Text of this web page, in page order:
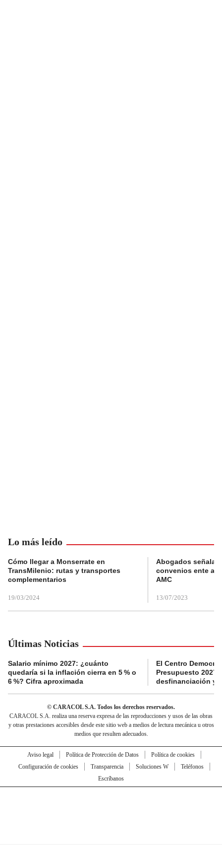
Lo más leído
Cómo llegar a Monserrate en
TransMilenio: rutas y transportes
complementarios
19/03/2024
Abogados
convenios ente
AMC
13/07/2023
Últimas Noticias
Salario mínimo 2027: ¿cuánto
quedaría si la inflación cierra en 5 % o
6 %? Cifra aproximada
El Centro
Presupuesto 2027
desfinanciación y
© CARACOL S.A. Todos los derechos reservados.
CARACOL S.A. realiza una reserva expresa de las reproducciones y usos de las obras
y otras prestaciones accesibles desde este sitio web a medios de lectura mecánica u otros
medios que resulten adecuados.
Aviso legal Política de Protección de Datos
Política de cookies
Configuración de cookies
Transparencia Soluciones W
Teléfonos
Escríbanos